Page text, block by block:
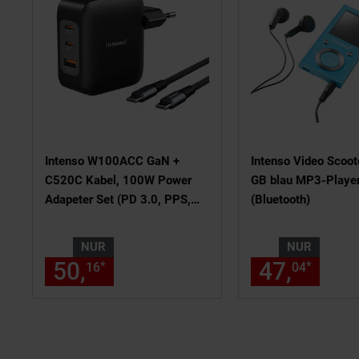
Intenso W100ACC GaN +
C520C Kabel, 100W Power
Adapeter Set (PD 3.0, PPS,
NUR
50,16* € Sternchen
Intenso Video
GB blau MP3-
(Bluetooth)
NUR
47,04*